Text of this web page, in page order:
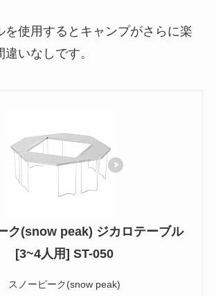
を使用するとキャンプがさらに楽
いなしです。
ク(snow peak) ジカロテーブル
[3~4人用] ST-050
スノーピーク(snow peak)